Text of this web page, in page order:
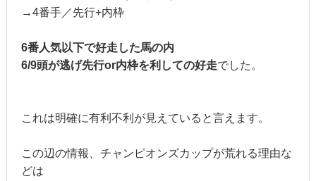
→4番手／先行+内枠
6番人気以下で好走した馬の内
6/9頭が逃げ先行or内枠を利しての好走でした。
これは明確に有利不利が見えていると言えます。
この辺の情報、チャンピオンズカップが荒れる理由な
どは